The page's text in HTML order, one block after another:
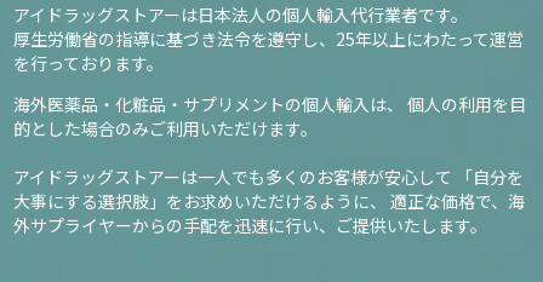
アイドラッグストアーは日本法人の個人輸入代行業者です。
厚生労働省の指導に基づき法令を遵守し、 25年以上にわたって運営
を行っております。
海外医薬品・化粧品・サプリメントの個人輸入は、
個人の利用を目
的とした場合のみご利用いただけます。
アイドラッグストアーは一人でも多くのお客様が安心して
「自分を
大事にする選択肢」をお求めいただけるように、
適正な価格で、海
外サプライヤーからの手配を迅速に行い、ご提供いたします。